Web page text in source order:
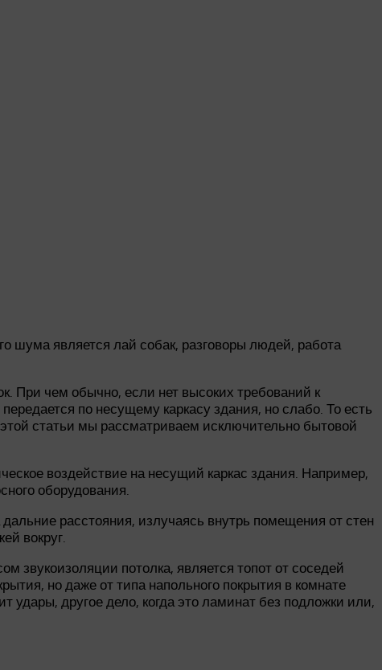
является лай собак, разговоры людей, работа
При чем обычно, если нет высоких требований к
по несущему каркасу здания, но слабо. То есть
статьи мы рассматриваем исключительно бытовой
воздействие на несущий каркас здания. Например,
оборудования.
расстояния, излучаясь внутрь помещения от стен
вокруг.
звукоизоляции потолка, является топот от соседей
но даже от типа напольного покрытия в комнате
удары, другое дело, когда это ламинат без подложки или,